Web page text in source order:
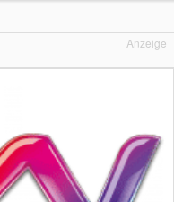
Anzeige